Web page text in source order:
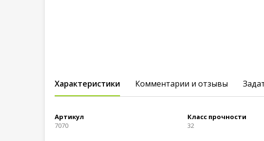
Характеристики Комментарии и отзывы
Артикул
7070
Класс прочности
32